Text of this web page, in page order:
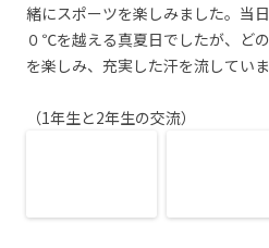
緒にスポーツを楽しみました。当
０℃を越える真夏日でしたが、ど
を楽しみ、充実した汗を流していま
（1年生と2年生の交流）